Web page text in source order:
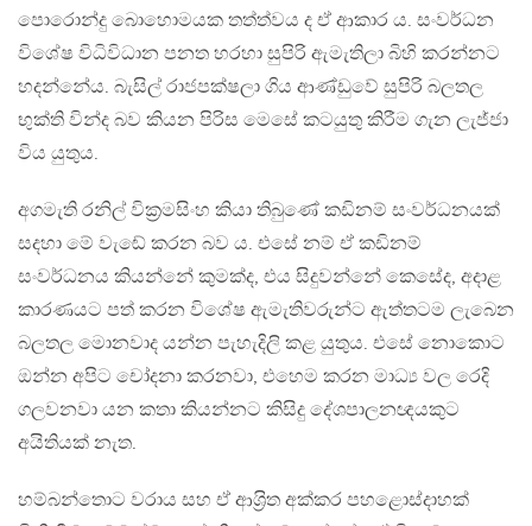
පොරොන්දු බොහොමයක තත්ත්වය ද ඒ ආකාර ය. සංවර්ධන
විශේෂ විධිවිධාන පනත හරහා සුපිරි ඇමැතිලා බිහි කරන්නට
හදන්නේය. බැසිල් රාජපක්ෂලා ගිය ආණ්ඩුවේ සුපිරි බලතල
භුක්ති වින්ද බව කියන පිරිස මෙසේ කටයුතු කිරීම ගැන ලැජ්ජා
විය යුතුය.
අගමැති රනිල් වික‍්‍රමසිංහ කියා තිබුණේ කඩිනම් සංවර්ධනයක්
සදහා මේ වැඬේ කරන බව ය. එසේ නම් ඒ කඩිනම්
සංවර්ධනය කියන්නේ කුමක්ද, එය සිදුවන්නේ කෙසේද, අදාළ
කාරණයට පත් කරන විශේෂ ඇමැතිවරුන්ට ඇත්තටම ලැබෙන
බලතල මොනවාද යන්න පැහැදිලි කළ යුතුය. එසේ නොකොට
ඔන්න අපිට චෝදනා කරනවා, එහෙම කරන මාධ්‍ය වල රෙදි
ගලවනවා යන කතා කියන්නට කිසිදු දේශපාලනඥයකුට
අයිතියක් නැත.
හම්බන්තොට වරාය සහ ඒ ආශ‍්‍රිත අක්කර පහළොස්දාහක්